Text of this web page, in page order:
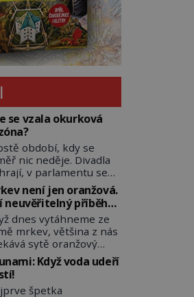
se vzala okurková
období, kdy se
nic neděje. Divadla
v parlamentu se
všichni jsou na
a média tak
o čem mluvit a psát.
si proto
které nikoho
Proč je však ona
doba spojovaná
s okurkami?
sezónu známe
není jen oranžová.
neuvěřitelný příběh
fialovou barvou
dnes vytáhneme ze
mrkev, většina z nás
sytě oranžový
Jenže po většinu
historie je mrkev
možné, jen ne
Je fialová, žlutá,
Když voda udeří
špetka